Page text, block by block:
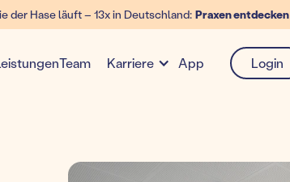
der Hase läuft – 13x in Deutschland: Praxen entdecken
Team Karriere App Login